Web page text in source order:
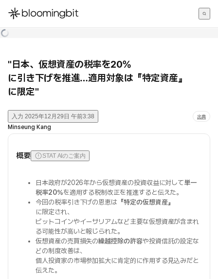
한국어
"日本、仮想資産の税率を20%
に引き下げを推進…適用対象は『特定資産』
に限定"
入力 2025年12月29日 午前3:38 出典
Minseung Kang
概要 STAT AIのご案内
日本政府が2026年から仮想資産の投資収益に対して単一
税率20%を適用する税制改正を推進すると伝えた。
今回の税率引き下げの恩恵は 『特定の仮想資産』
に限定され、
ビットコインやイーサリアムなど主要な仮想資産が含まれ
る可能性が高いと報じられた。
仮想資産の売買損失の繰越控除の許容や投資信託の設定な
どの制度改善は、
個人投資家の市場参加拡大に肯定的に作用する見込みだと
伝えた。